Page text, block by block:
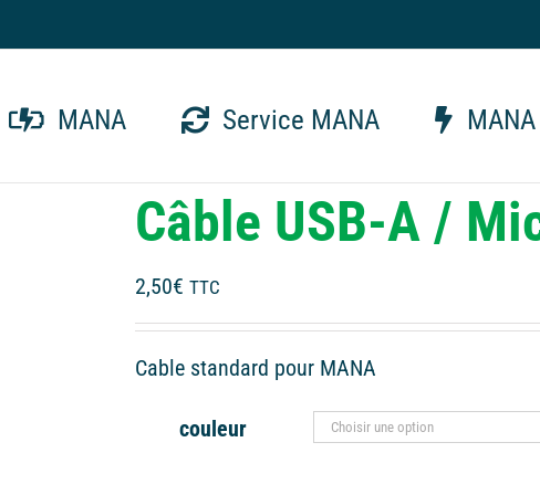
MANA Service MANA
Câble USB-A /
2,50€ TTC
Cable standard pour MANA
couleur